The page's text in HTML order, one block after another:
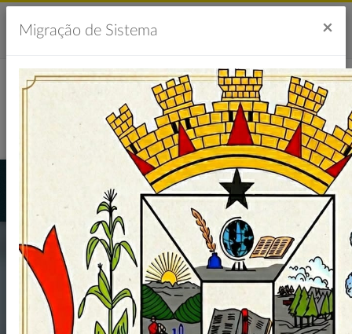
CONVITE 2º.
CONFERÊNCIA
Migração de Sistema ×